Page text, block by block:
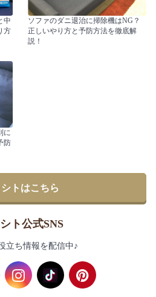
中
方
ソファのダニ退治に掃除機はNG？
正しいやり方と予防方法を徹底解
説！
に
防
トはこちら
ト公式SNS
立ち情報を配信中♪